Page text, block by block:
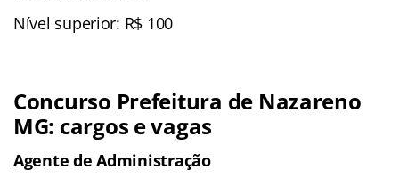
Nível superior: R$ 100
Concurso Prefeitura de Nazareno
MG: cargos e vagas
Agente de Administração